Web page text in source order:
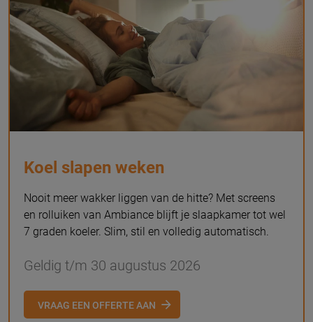
Koel slapen weken
Nooit meer wakker liggen van de hitte? Met screens
en rolluiken van Ambiance blijft je slaapkamer tot wel
7 graden koeler. Slim, stil en volledig automatisch.
Geldig t/m 30 augustus 2026
VRAAG EEN OFFERTE AAN